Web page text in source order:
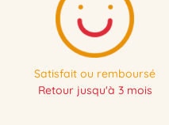
Satisfait ou remboursé
Retour jusqu'à 3 mois